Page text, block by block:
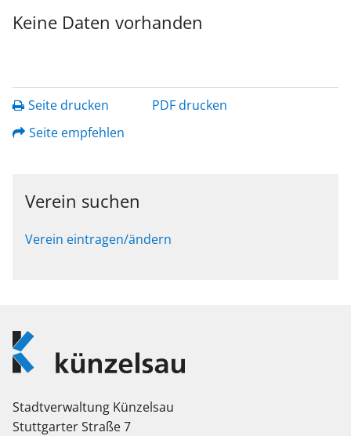
Keine Daten vorhanden
Seite drucken
PDF drucken
Seite empfehlen
Verein suchen
Verein eintragen/ändern
Logo
Künzelsau
Stadtverwaltung Künzelsau
Stuttgarter Straße 7